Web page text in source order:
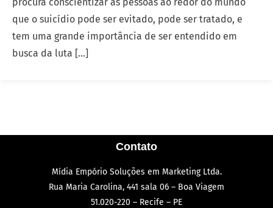
que o suicídio pode ser evitado, pode ser tratado, e
tem uma grande importância de ser entendido em
busca da luta […]
Contato
Mídia Empório Soluções em Marketing Ltda.
Rua Maria Carolina, 441 sala 06 – Boa Viagem
51.020-220 – Recife – PE